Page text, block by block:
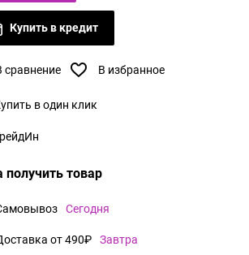
Купить в кредит
сравнение В избранное
в один клик
получить товар
Сегодня
от 490₽ Завтра